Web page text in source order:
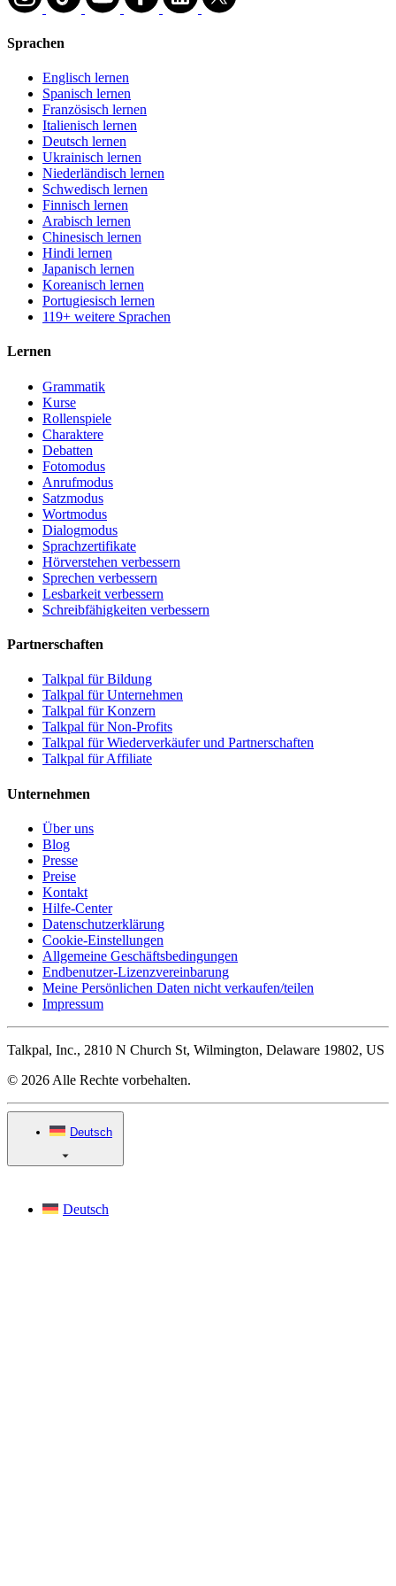
Sprachen
Englisch lernen
Spanisch lernen
Französisch lernen
Italienisch lernen
Deutsch lernen
Ukrainisch lernen
Niederländisch lernen
Schwedisch lernen
Finnisch lernen
Arabisch lernen
Chinesisch lernen
Hindi lernen
Japanisch lernen
Koreanisch lernen
Portugiesisch lernen
119+ weitere Sprachen
Lernen
Grammatik
Kurse
Rollenspiele
Charaktere
Debatten
Fotomodus
Anrufmodus
Satzmodus
Wortmodus
Dialogmodus
Sprachzertifikate
Hörverstehen verbessern
Sprechen verbessern
Lesbarkeit verbessern
Schreibfähigkeiten verbessern
Partnerschaften
Talkpal für Bildung
Talkpal für Unternehmen
Talkpal für Konzern
Talkpal für Non-Profits
Talkpal für Wiederverkäufer und Partnerschaften
Talkpal für Affiliate
Unternehmen
Über uns
Blog
Presse
Preise
Kontakt
Hilfe-Center
Datenschutzerklärung
Cookie-Einstellungen
Allgemeine Geschäftsbedingungen
Endbenutzer-Lizenzvereinbarung
Meine Persönlichen Daten nicht verkaufen/teilen
Impressum
Talkpal, Inc., 2810 N Church St, Wilmington, Delaware 19802, US
© 2026 Alle Rechte vorbehalten.
Deutsch
Deutsch